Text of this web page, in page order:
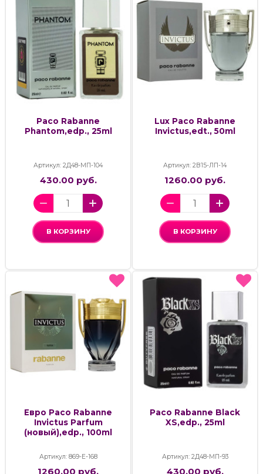
Paco Rabanne
Phantom,edp., 25ml
Артикул: 2Д48-МП-104
430.00 руб.
В КОРЗИНУ
Lux Paco Rabanne
Invictus,edt., 50ml
Артикул: 2В15-ЛП-14
1260.00 руб.
В КОРЗИНУ
Евро Paco Rabanne
Invictus Parfum
(новый),edp., 100ml
Артикул: 869-Е-168
1260.00 руб.
Paco Rabanne Black
XS,edp., 25ml
Артикул: 2Д48-МП-93
430.00 руб.